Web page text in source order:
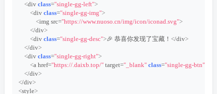
<div class="single-gg-left">
<div class="single-gg-img">
<img src="https://www.nuoso.cn/img/icon/iconad.svg">
</div>
<div class="single-gg-desc">🎉 恭喜你发现了宝藏！ </div>
</div>
<div class="single-gg-right">
<a href="https://.daixb.top/" target="_blank" class="single-gg-btn"
</div>
</div>
<style>